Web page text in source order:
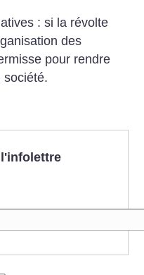
: si la révolte
des
pour rendre
société.